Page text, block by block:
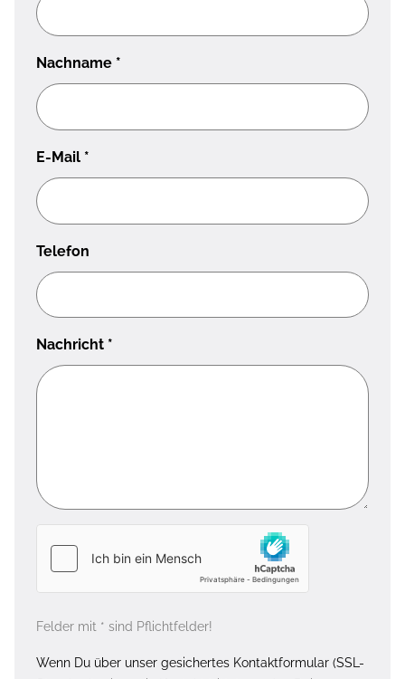
Nachname *
E-Mail *
Telefon
Nachricht *
Felder mit * sind Pflichtfelder!
Wenn Du über unser gesichertes Kontaktformular (SSL-